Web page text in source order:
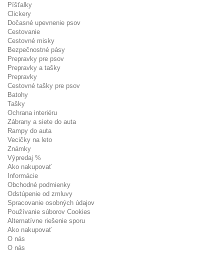
Píšťalky
Clickery
Dočasné upevnenie psov
Cestovanie
Cestovné misky
Bezpečnostné pásy
Prepravky pre psov
Prepravky a tašky
Prepravky
Cestovné tašky pre psov
Batohy
Tašky
Ochrana interiéru
Zábrany a siete do auta
Rampy do auta
Vecičky na leto
Známky
Výpredaj %
Ako nakupovať
Informácie
Obchodné podmienky
Odstúpenie od zmluvy
Spracovanie osobných údajov
Používanie súborov Cookies
Alternatívne riešenie sporu
Ako nakupovať
O nás
O nás